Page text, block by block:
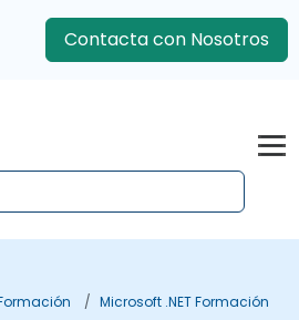
Contacta con Nosotros
Microsoft .NET Formación